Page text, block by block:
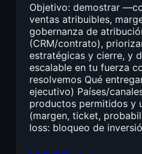
Objetivo: demostrar
ventas atribuibles,
gobernanza de
(CRM/contrato),
estratégicas y cierre, y
escalable en tu fuerza
resolvemos Qué
ejecutivo) Países/
productos permitidos y
(margen, ticket,
loss: bloqueo de